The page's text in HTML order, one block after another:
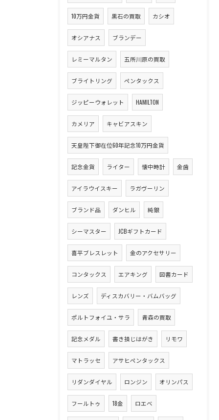
10万円金貨 黒石の買取 カシオ
オシアナス ブランデー
レミーマルタン 五所川原の買取
ブライトリング ペンタックス
ジッピーウォレット HAMILTON
カメリア キャビアスキン
天皇陛下御在位60年記念10万円金貨
記念金貨 ライター 懐中時計 金歯
アイラウイスキー ラガヴーリン
ブランド品 ダンヒル 純銀
シーマスター JCBギフトカード
喜平ブレスレット 金のアクセサリー
コンタックス エアキング 図書カード
レンズ ディスカバリー・バムバッグ
ポルトフォイユ・サラ 青森の買取
記念メダル 書き損じはがき リモワ
マトラッセ アサヒペンタックス
リダンダイヤル ロンジン オリンパス
フールトゥ 18金 ロエベ